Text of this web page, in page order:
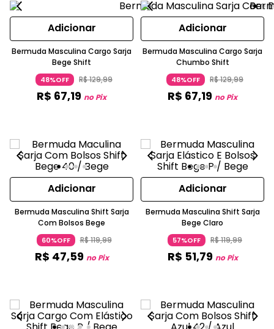
Adicionar
Bermuda Masculina Cargo Sarja
Bege Shift
48%OFF R$129,99
R$ 67,19 no Pix
Adicionar
Bermuda Masculina Cargo Sarja
Chumbo Shift
48%OFF R$129,99
R$ 67,19 no Pix
Adicionar
Bermuda Masculina Shift Sarja
Com Bolsos Bege
60%OFF R$119,99
R$ 47,59 no Pix
Adicionar
Bermuda Masculina Shift Sarja
Bege Claro
57%OFF R$119,99
R$ 51,79 no Pix